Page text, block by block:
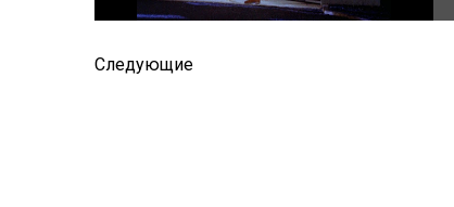
Следующие